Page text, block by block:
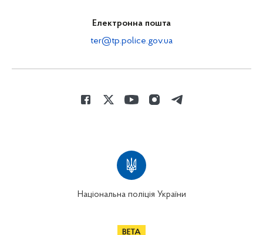
Електронна пошта
ter@tp.police.gov.ua
Національна поліція України